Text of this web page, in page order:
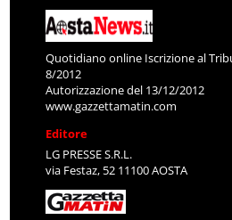
Quotidiano online Iscrizione al
8/2012
Autorizzazione del 13/12/2012
www.gazzettamatin.com
Editore
LG PRESSE S.R.L.
via Festaz, 52 11100 AOSTA